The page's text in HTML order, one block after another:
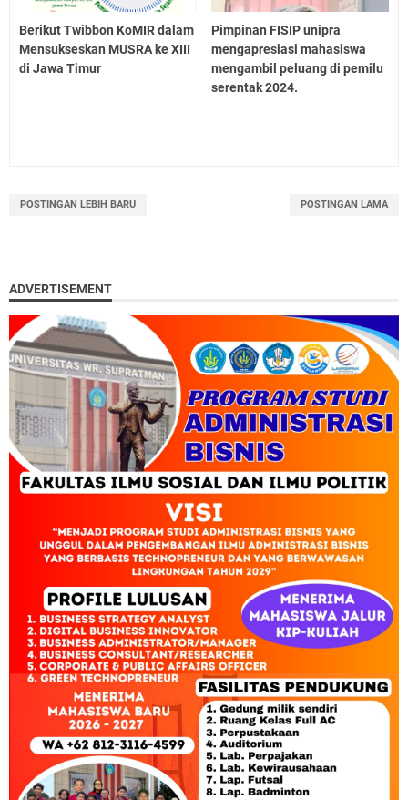
Berikut Twibbon KoMIR dalam
Mensukseskan MUSRA ke XIII
di Jawa Timur
Pimpinan FISIP unipra
mengapresiasi mahasiswa
mengambil peluang di pemilu
serentak 2024.
POSTINGAN LEBIH BARU POSTINGAN LAMA
ADVERTISEMENT